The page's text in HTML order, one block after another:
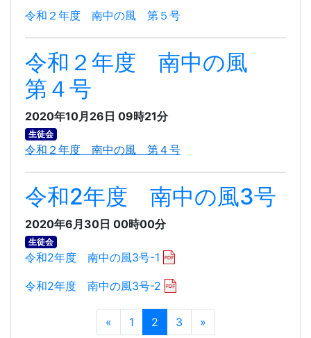
令和２年度 南中の風 第５号
令和２年度 南中の風
第４号
2020年10月26日 09時21分
生徒会
令和２年度 南中の風 第４号
令和2年度 南中の風3号
2020年6月30日 00時00分
生徒会
令和2年度 南中の風3号-1
令和2年度 南中の風3号-2
« 1 2 3 »